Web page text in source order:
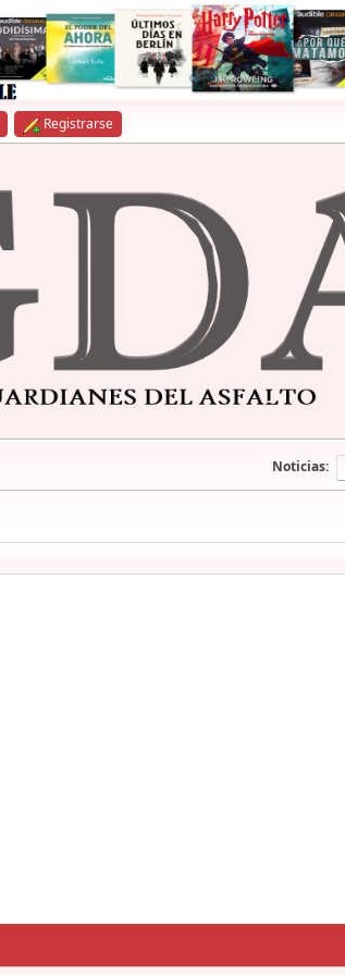
Registrarse
Noticias: